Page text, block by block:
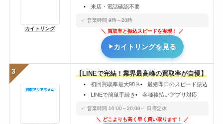
カイトリング
来店・電話確認不要
営業時間 9時～20時
買取率と振込スピードを実現！
カイトリングを見る
3 【LINEで完結！業界最高峰の買取率が自慢】
初回買取率最大98％
最短即日のスピード振込
LINEで簡単手続き
各種後払いアプリ対応
営業時間 10:00～20:00
日曜定休
どこよりも高く早く買い取ります！